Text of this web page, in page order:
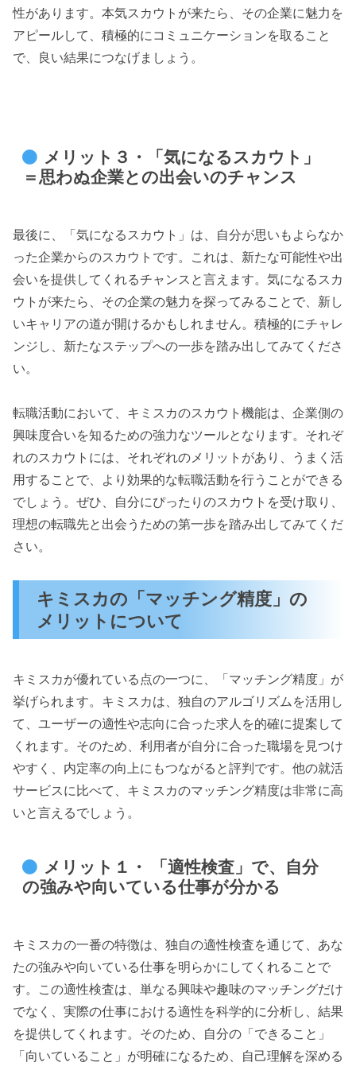
性があります。本気スカウトが来たら、その企業に魅力を
アピールして、積極的にコミュニケーションを取ること
で、良い結果につなげましょう。
メリット３・「気になるスカウト」
＝思わぬ企業との出会いのチャンス
最後に、「気になるスカウト」は、自分が思いもよらなか
った企業からのスカウトです。これは、新たな可能性や出
会いを提供してくれるチャンスと言えます。気になるスカ
ウトが来たら、その企業の魅力を探ってみることで、新し
いキャリアの道が開けるかもしれません。積極的にチャレ
ンジし、新たなステップへの一歩を踏み出してみてくださ
い。
転職活動において、キミスカのスカウト機能は、企業側の
興味度合いを知るための強力なツールとなります。それぞ
れのスカウトには、それぞれのメリットがあり、うまく活
用することで、より効果的な転職活動を行うことができる
でしょう。ぜひ、自分にぴったりのスカウトを受け取り、
理想の転職先と出会うための第一歩を踏み出してみてくだ
さい。
キミスカの「マッチング精度」の
メリットについて
キミスカが優れている点の一つに、「マッチング精度」が
挙げられます。キミスカは、独自のアルゴリズムを活用し
て、ユーザーの適性や志向に合った求人を的確に提案して
くれます。そのため、利用者が自分に合った職場を見つけ
やすく、内定率の向上にもつながると評判です。他の就活
サービスに比べて、キミスカのマッチング精度は非常に高
いと言えるでしょう。
メリット１・ 「適性検査」で、自分
の強みや向いている仕事が分かる
キミスカの一番の特徴は、独自の適性検査を通じて、あな
たの強みや向いている仕事を明らかにしてくれることで
す。この適性検査は、単なる興味や趣味のマッチングだけ
でなく、実際の仕事における適性を科学的に分析し、結果
を提供してくれます。そのため、自分の「できること」
「向いていること」が明確になるため、自己理解を深める